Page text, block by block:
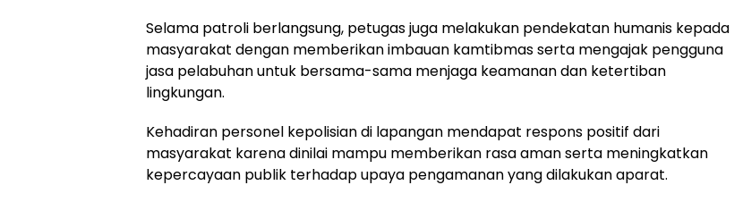
Selama patroli berlangsung, petugas juga melakukan pendekatan humanis kepada
masyarakat dengan memberikan imbauan kamtibmas serta mengajak pengguna
jasa pelabuhan untuk bersama-sama menjaga keamanan dan ketertiban
lingkungan.
Kehadiran personel kepolisian di lapangan mendapat respons positif dari
masyarakat karena dinilai mampu memberikan rasa aman serta meningkatkan
kepercayaan publik terhadap upaya pengamanan yang dilakukan aparat.